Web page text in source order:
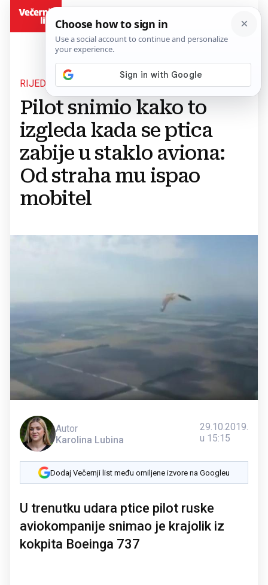
RIJEDAK PRIZOR
Pilot snimio kako to
izgleda kada se ptica
zabije u staklo aviona:
Od straha mu ispao
mobitel
Autor
Karolina Lubina
29.10.2019.
u 15:15
Dodaj Večernji list među omiljene izvore na Googleu
U trenutku udara ptice pilot ruske
aviokompanije snimao je krajolik iz
kokpita Boeinga 737